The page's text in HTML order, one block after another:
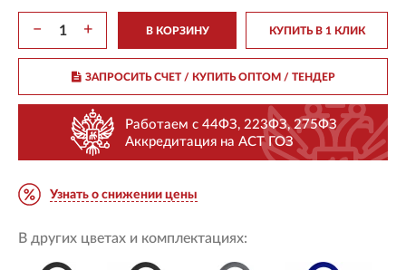
− + В КОРЗИНУ КУПИТЬ В 1 КЛИК
ЗАПРОСИТЬ СЧЕТ / КУПИТЬ ОПТОМ/ ТЕНДЕР
Работаем с 44ФЗ, 223ФЗ, 275ФЗ
Аккредитация на АСТ ГОЗ
Узнать о снижении цены
В других цветах и комплектациях: